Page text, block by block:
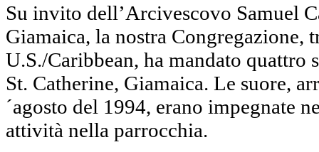
Su invito dell’Arcivescovo Samuel
Giamaica, la nostra Congregazione,
U.S./Caribbean, ha mandato quattro
St. Catherine, Giamaica. Le suore,
´agosto del 1994, erano impegnate
attività nella parrocchia.